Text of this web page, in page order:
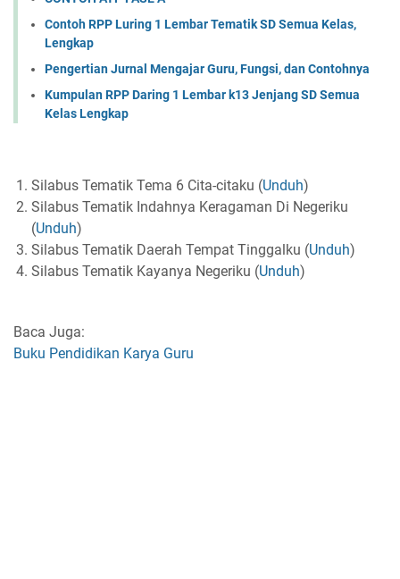
Contoh RPP Luring 1 Lembar Tematik SD Semua Kelas,
Lengkap
Pengertian Jurnal Mengajar Guru, Fungsi, dan Contohnya
Kumpulan RPP Daring 1 Lembar k13 Jenjang SD Semua
Kelas Lengkap
Silabus Tematik Tema 6 Cita-citaku (Unduh)
Silabus Tematik Indahnya Keragaman Di Negeriku
(Unduh)
Silabus Tematik Daerah Tempat Tinggalku (Unduh)
Silabus Tematik Kayanya Negeriku (Unduh)
Baca Juga:
Buku Pendidikan Karya Guru